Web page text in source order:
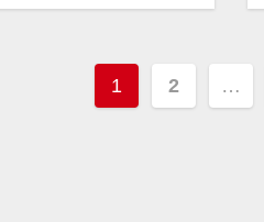
投
1 2 …